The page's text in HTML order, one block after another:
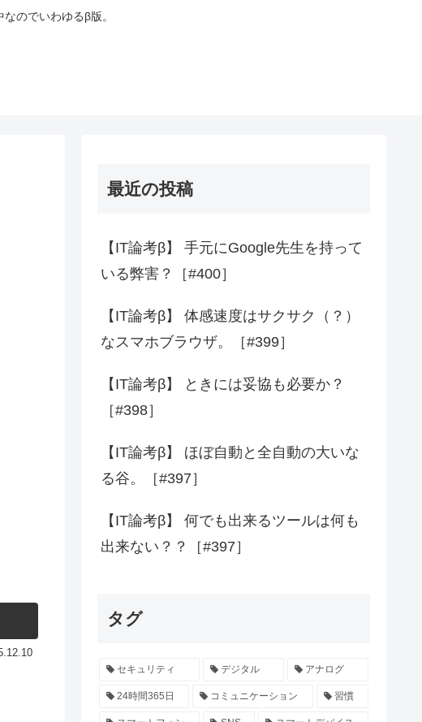
のでいわゆるβ版。
最近の投稿
【IT論考β】 手元にGoogle先生を持って
いる弊害？［#400］
【IT論考β】 体感速度はサクサク（？）
なスマホブラウザ。［#399］
【IT論考β】 ときには妥協も必要か？
［#398］
【IT論考β】 ほぼ自動と全自動の大いな
る谷。［#397］
【IT論考β】 何でも出来るツールは何も
出来ない？？［#397］
タグ
セキュリティ デジタル アナログ
24時間365日 コミュニケーション 習慣